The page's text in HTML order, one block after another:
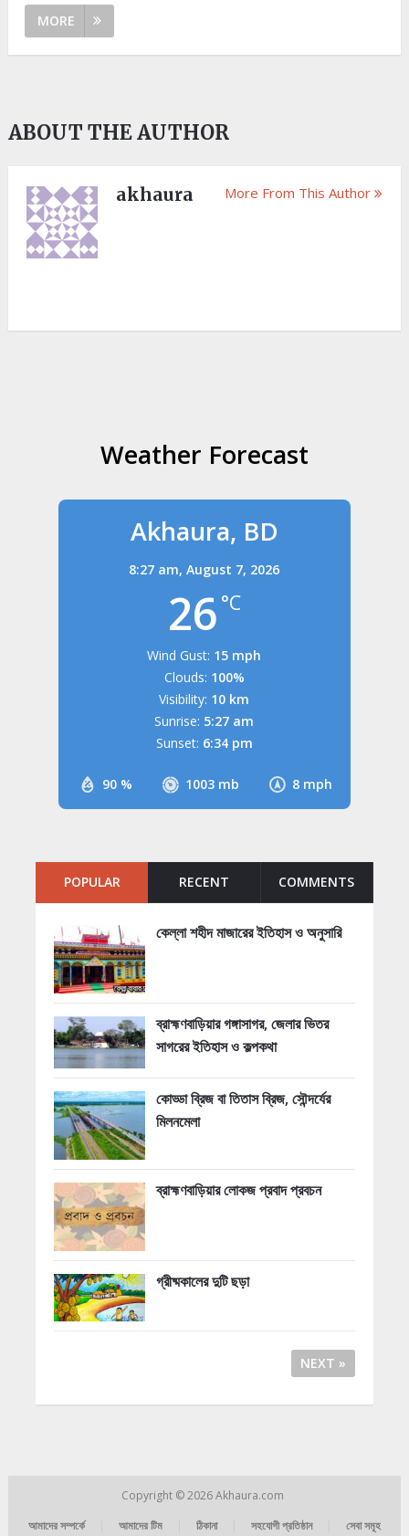
MORE
ABOUT THE AUTHOR
akhaura More From This Author
Weather Forecast
Akhaura, BD
8:27 am,August 7, 2026
26 °C
90 % 1003 mb 8 mph
Wind Gust: 15 mph
Clouds: 100%
Visibility: 10 km
Sunrise: 5:27 am
Sunset: 6:34 pm
POPULAR RECENT COMMENTS
কেল্লা শহীদ মাজারের ইতিহাস ও অনুসারি
ব্রাহ্মণবাড়িয়ার গঙ্গাসাগর, জেলার ভিতর
সাগরের ইতিহাস ও কল্পকথা
কোড্ডা ব্রিজ বা তিতাস ব্রিজ, সৌন্দর্যের
মিলনমেলা
ব্রাহ্মণবাড়িয়ার লোকজ প্রবাদ প্রবচন
গ্রীষ্মকালের দুটি ছড়া
NEXT »
Copyright © 2026Akhaura.com
আমাদের সম্পর্কে
আমাদের টিম ঠিকানা সহযোগী প্রতিষ্ঠান সেবা সমূহ